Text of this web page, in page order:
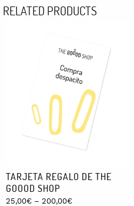
RELATED PRODUCTS
TARJETA REGALO DE THE
GOOOD SHOP
25,00€ – 200,00€Price